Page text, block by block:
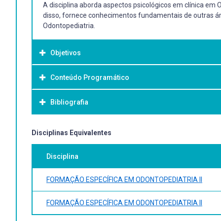
A disciplina aborda aspectos psicológicos em clínica
disso, fornece conhecimentos fundamentais de outras
Odontopediatria.
Objetivos
Objetivo Geral:
A disciplina aborda aspectos psicológicos em clínica
disso, fornece conhecimentos fundamentais de outras
Conteúdo Programático
Bibliografia
Bibliografia Básica:
Periódicos da area e afins: Arquivos em Odontologia,
International Journal of Pediatric Dentistry, Journal of
Paulo: Santos, 2004. Correa MSNP. Odontologia na
Odontopediatria. Fundamentos para a prática clínica. 4.
Disciplinas Equivalentes
Disciplina
FORMAÇÃO ESPECÍFICA EM ODONTOPEDIATRIA II
FORMAÇÃO ESPECÍFICA EM ODONTOPEDIATRIA II